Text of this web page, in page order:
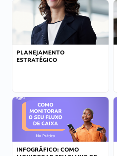
PLANEJAMENTO
ESTRATÉGICO
INFOGRÁFICO: COMO